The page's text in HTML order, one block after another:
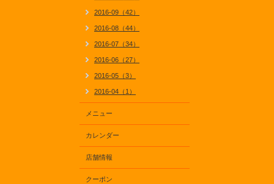
2016-09（42）
2016-08（44）
2016-07（34）
2016-06（27）
2016-05（3）
2016-04（1）
メニュー
カレンダー
店舗情報
クーポン